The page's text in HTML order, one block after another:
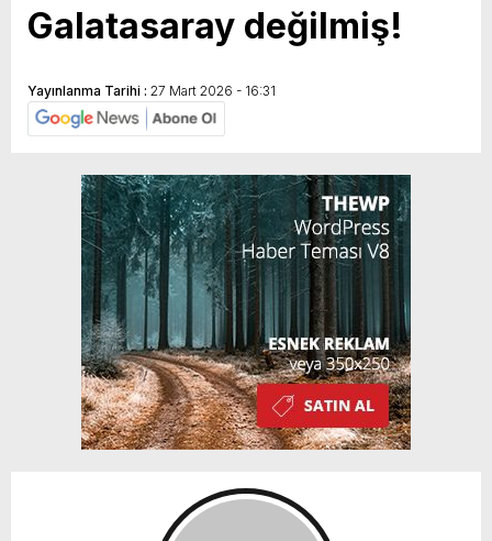
Galatasaray değilmiş!
Yayınlanma Tarihi : 27 Mart 2026 - 16:31